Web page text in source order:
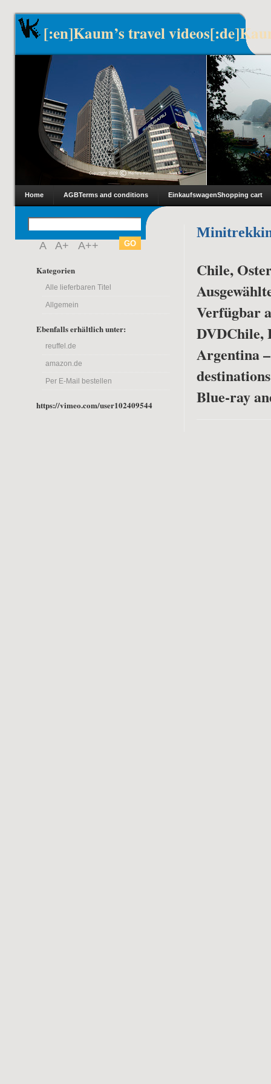
[:en]Kaum’s travel
Home AGBTerms and conditions EinkaufswagenShopping cart
A A+ A++
Kategorien
Alle lieferbaren Titel
Allgemein
Ebenfalls erhältlich unter:
reuffel.de
amazon.de
Per E-Mail bestellen
https://vimeo.com/user102409544
Chile,
Verfügbar
DVDChile,
Argentina
Blue-ray